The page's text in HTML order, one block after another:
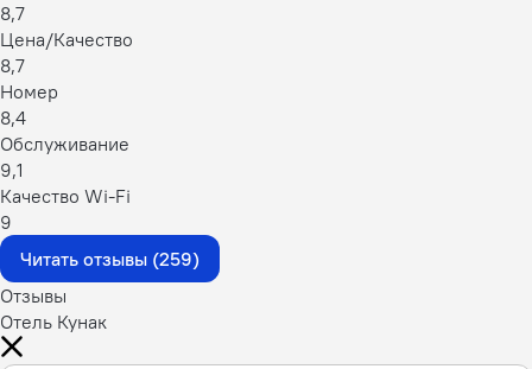
8,7
Цена/Качество
8,7
Номер
8,4
Обслуживание
9,1
Качество Wi-Fi
9
Читать отзывы (259)
Отзывы
Отель Кунак